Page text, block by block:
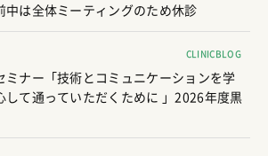
中は全体ミーティングのため休診
ミナー「技術とコミュニケーションを学
して通っていただくために 」2026年度黒
CLINICBLOG